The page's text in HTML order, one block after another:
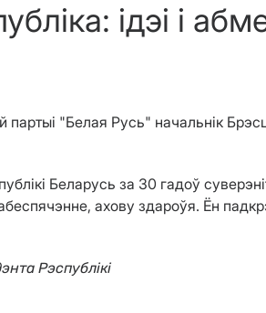
ідэі і
партыі "Белая Русь" начальнік
Беларусь за 30 гадоў
ахову здароўя. Ён
Рэспублікі